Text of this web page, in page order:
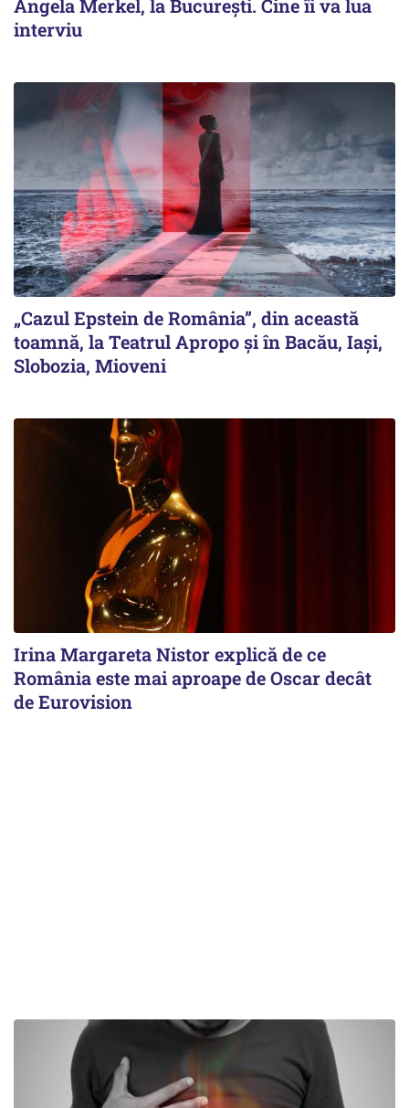
Angela Merkel, la București. Cine îi va lua
interviu
„Cazul Epstein de România”, din această
toamnă, la Teatrul Apropo și în Bacău, Iași,
Slobozia, Mioveni
Irina Margareta Nistor explică de ce
România este mai aproape de Oscar decât
de Eurovision